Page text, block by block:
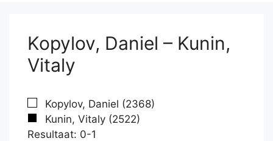
Kopylov, Daniel – Kunin,
Vitaly
Kopylov, Daniel (2368)
Kunin, Vitaly (2522)
Resultaat: 0-1